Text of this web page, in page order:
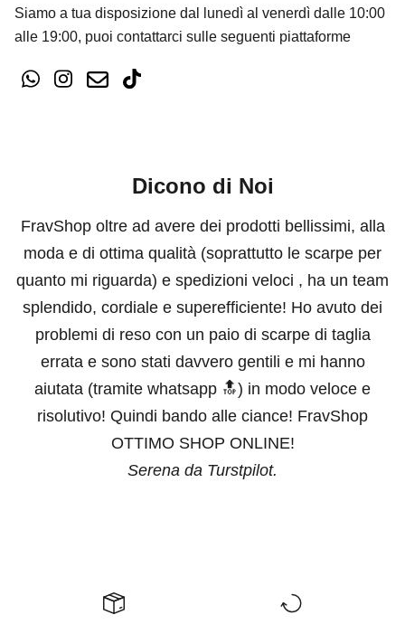
Siamo a tua disposizione dal lunedì al venerdì dalle 10:00
alle 19:00, puoi contattarci sulle seguenti piattaforme
Dicono di Noi
FravShop oltre ad avere dei prodotti bellissimi, alla
moda e di ottima qualità (soprattutto le scarpe per
quanto mi riguarda) e spedizioni veloci , ha un team
splendido, cordiale e superefficiente! Ho avuto dei
problemi di reso con un paio di scarpe di taglia
errata e sono stati davvero gentili e mi hanno
aiutata (tramite whatsapp 🔝) in modo veloce e
risolutivo! Quindi bando alle ciance! FravShop
OTTIMO SHOP ONLINE!
Serena da Turstpilot.